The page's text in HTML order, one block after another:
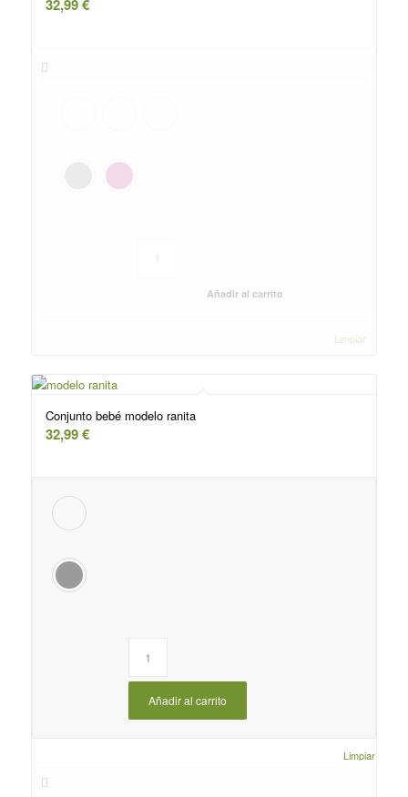
32,99€
Limpiar
Añadir al carrito
Conjunto bebé modelo ranita
32,99€
Limpiar
Añadir al carrito